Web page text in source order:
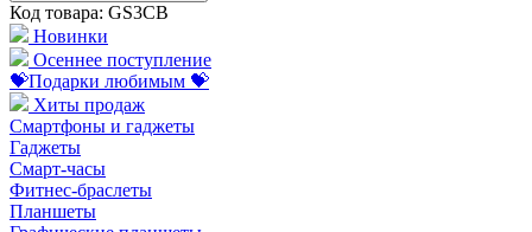
Код товара: GS3CB
Новинки
Осеннее поступление
💝Подарки любимым 💝
Хиты продаж
Смартфоны и гаджеты
Гаджеты
Смарт-часы
Фитнес-браслеты
Планшеты